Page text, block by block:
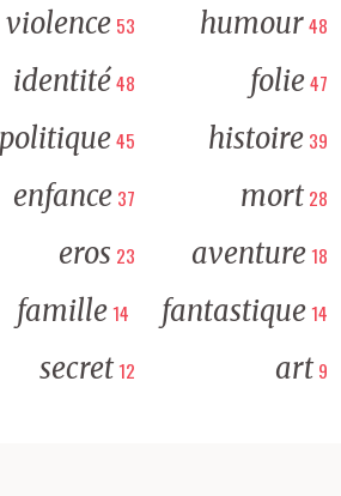
violence 53 humour48
identité48 folie47
politique45 histoire 39
enfance 37 mort 28
eros 23 aventure 18
famille 14 fantastique 14
secret 12 art 9